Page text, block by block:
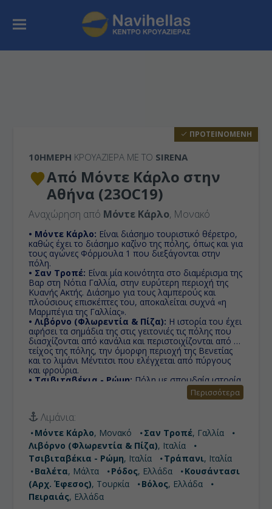
ΠΡΟΤΕΙΝΟΜΕΝΗ
10ΉΜΕΡΗ ΚΡΟΥΑΖΙΕΡΑ ΜΕ ΤΟ SIRENA
Από Μόντε Κάρλο στην
Αθήνα (23OC19)
Αναχώρηση από Μόντε Κάρλο, Μονακό
• Μόντε Κάρλο: Είναι διάσημο τουριστικό θέρετρο,
καθώς έχει το διάσημο καζίνο της πόλης, όπως και για
τους αγώνες Φόρμουλα 1 που διεξάγονται στην
πόλη.
• Σαν Τροπέ: Eίναι μία κοινότητα στο διαμέρισμα της
Βαρ στη Νότια Γαλλία, στην ευρύτερη περιοχή της
Κυανής Ακτής. Διάσημο για τους λαμπερούς και
πλούσιους επισκέπτες του, αποκαλείται συχνά «η
Μαρμπέγια της Γαλλίας».
• Λιβόρνο (Φλωρεντία & Πίζα): Η ιστορία του έχει
αφήσει τα σημάδια της στις γειτονιές τις πόλης που
διασχίζονται από κανάλια και περιστοιχίζονται από το
τείχος της πόλης, την όμορφη περιοχή της Βενετίας
και το λιμάνι Μέντιτσι που ελέγχεται από πύργους
και φρούρια.
• Τσιβιταβέκια - Ρώμη: Πόλη με σπουδαία ιστορία
και αξιοσημείωτη προσφορά στην επιστήμη, τον
πολιτισμό και τις τέχνες. Γι' αυτό το λόγο, καθώς και
για τα πολυάριθμα και εξαιρετικής ομορφιάς μνημεία
της, της έχει αποδοθεί η προσωνυμία «η αιώνια
πόλη»
• Τράπανι:Καλείται επίσης η "πόλη των δύο
θαλασσών", επειδή εκτείνεται σε μια λωρίδα γης που
περιβάλλεται από τη Μεσόγειο Θάλασσα από τη μία
πλευρά και από την Τυρρηνική Θάλασσα, από την
άλλη.
• Βαλέτα:Ολόκληρη η πόλη είναι ένα υπαίθριο
μουσείο, με έντονα στοιχεία μπαρόκ αρχιτεκτονικής
Περισσότερα
Λιμάνια:
Μόντε Κάρλο, Μονακό Σαν Τροπέ, Γαλλία
Λιβόρνο (Φλωρεντία & Πίζα), Ιταλία
Τσιβιταβέκια - Ρώμη, Ιταλία Τράπανι, Ιταλία
Βαλέτα, Μάλτα Ρόδος, Ελλάδα
Κουσάντασι
(Αρχ. Έφεσος), Τουρκία Βόλος, Ελλάδα
Πειραιάς, Ελλάδα